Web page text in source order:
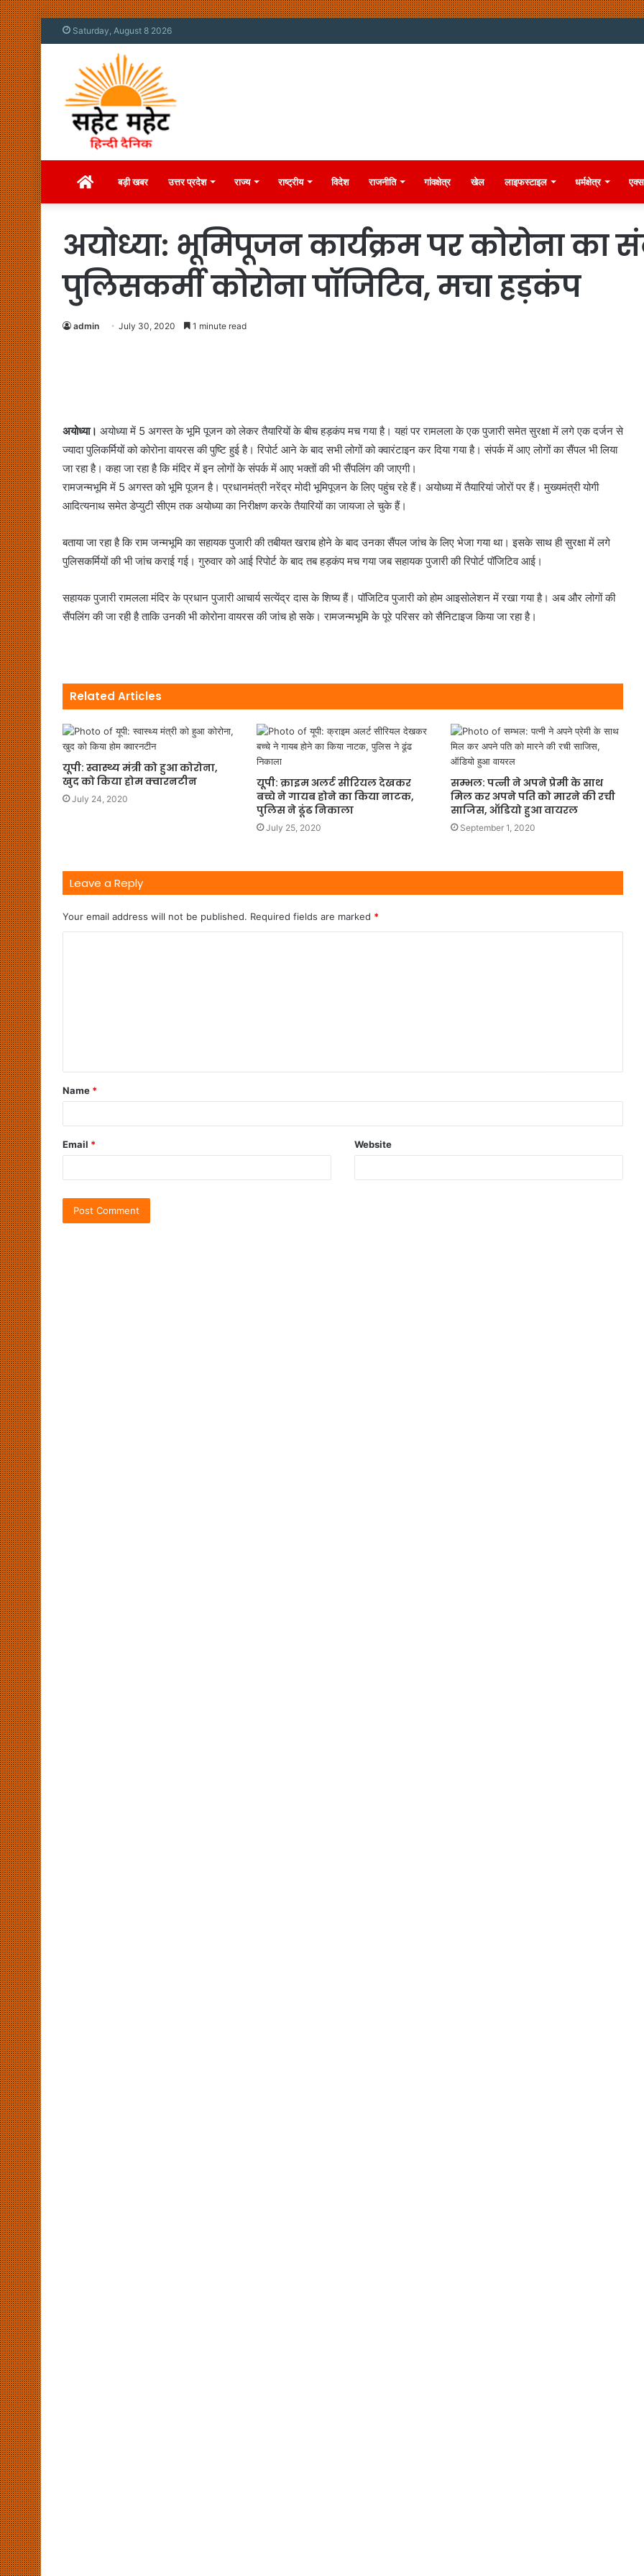
Saturday, August 8 2026
Homeबड़ी खबर उत्तर प्रदेश राज्य राष्ट्रीय विदेश राजनीति गांवक्षेत्र खेल लाइफस्टाइल धर्मक्षेत्र
अयोध्या: भूमिपूजन कार्यक्रम पर कोरोना का
पुलिसकर्मी कोरोना पॉजिटिव, मचा हड़कंप
admin July 30, 2020 1 minute read
अयोध्या। अयोध्या में 5 अगस्त के भूमि पूजन को लेकर तैयारियों के बीच हड़कंप मच गया है। यहां पर रामलला के एक पुजारी समेत सुरक्षा में लगे एक दर्जन से
ज्यादा पुलिकर्मियों को कोरोना वायरस की पुष्टि हुई है। रिपोर्ट आने के बाद सभी लोगों को क्वारंटाइन कर दिया गया है। संपर्क में आए लोगों का सैंपल भी लिया
जा रहा है। कहा जा रहा है कि मंदिर में इन लोगों के संपर्क में आए भक्तों की भी सैंपलिंग की जाएगी।
रामजन्मभूमि में 5 अगस्त को भूमि पूजन है। प्रधानमंत्री नरेंद्र मोदी भूमिपूजन के लिए पहुंच रहे हैं। अयोध्या में तैयारियां जोरों पर हैं। मुख्यमंत्री योगी
आदित्यनाथ समेत डेप्युटी सीएम तक अयोध्या का निरीक्षण करके तैयारियों का जायजा ले चुके हैं।
बताया जा रहा है कि राम जन्मभूमि का सहायक पुजारी की तबीयत खराब होने के बाद उनका सैंपल जांच के लिए भेजा गया था। इसके साथ ही सुरक्षा में लगे
पुलिसकर्मियों की भी जांच कराई गई। गुरुवार को आई रिपोर्ट के बाद तब हड़कंप मच गया जब सहायक पुजारी की रिपोर्ट पॉजिटिव आई।
सहायक पुजारी रामलला मंदिर के प्रधान पुजारी आचार्य सत्येंद्र दास के शिष्य हैं। पॉजिटिव पुजारी को होम आइसोलेशन में रखा गया है। अब और लोगों की
सैंपलिंग की जा रही है ताकि उनकी भी कोरोना वायरस की जांच हो सके। रामजन्मभूमि के पूरे परिसर को सैनिटाइज किया जा रहा है।
Related Articles
यूपी: स्वास्थ्य मंत्री को हुआ कोरोना,
खुद को किया होम क्वारनटीन
July 24, 2020
यूपी: क्राइम अलर्ट सीरियल देखकर
बच्चे ने गायब होने का किया नाटक,
पुलिस ने ढूंढ निकाला
July 25, 2020
सम्भल: पत्नी ने अपने प्रेमी के साथ
मिल कर अपने पति को मारने की रची
साजिस, ऑडियो हुआ वायरल
September 1, 2020
Leave a Reply
Your email address will not be published. Required fields are marked *
Name *
Email * Website